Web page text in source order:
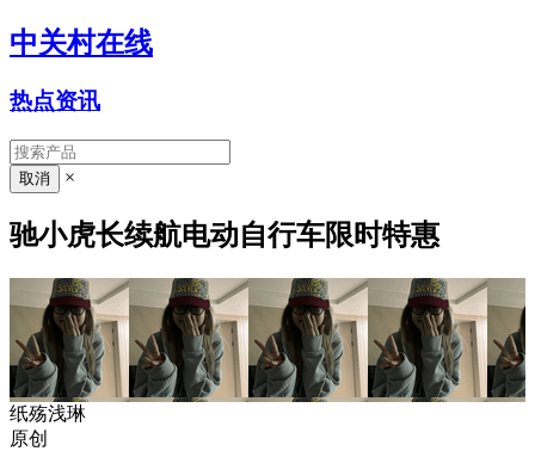
中关村在线
热点资讯
×
驰小虎长续航电动自行车限时特惠
纸殇浅琳
原创